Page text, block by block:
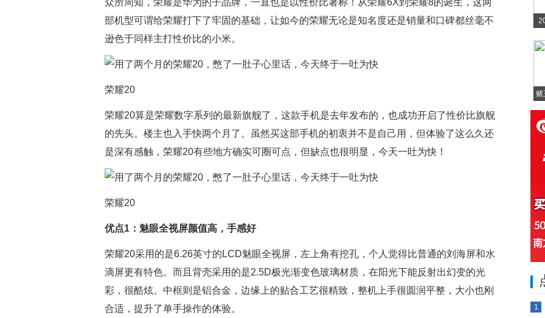
众所周知，荣耀是华为的子品牌，一直也是以性价比著称！从荣耀6X到荣耀8的诞生，这两
部机型可谓给荣耀打下了牢固的基础，让如今的荣耀无论是知名度还是销量和口碑都丝毫不
逊色于同样主打性价比的小米。
荣耀20
荣耀20算是荣耀数字系列的最新旗舰了，这款手机是去年发布的，也成功开启了性价比旗舰
的先头。楼主也入手快两个月了。虽然买这部手机的初衷并不是自己用，但体验了这么久还
是深有感触，荣耀20有些地方确实可圈可点，但缺点也很明显，今天一吐为快！
荣耀20
优点1：魅眼全视屏颜值高，手感好
荣耀20采用的是6.26英寸的LCD魅眼全视屏，左上角有挖孔，个人觉得比普通的刘海屏和水
滴屏更有特色。而且背壳采用的是2.5D极光渐变色玻璃材质，在阳光下能反射出幻变的光
彩，很酷炫。中框则是铝合金，边缘上的贴合工艺很精致，整机上手很圆润平整，大小也刚
合适，提升了单手操作的体验。
1